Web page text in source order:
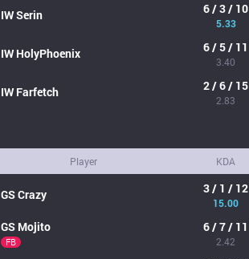
IWSerin 6 / 3 / 10
5.33
IW HolyPhoenix 6 / 5 / 11
3.40
IW Farfetch 2 / 6 / 15
2.83
Player KDA
GSCrazy 3 / 1 / 12
15.00
GS Mojito
FB
6 / 7 / 11
2.42